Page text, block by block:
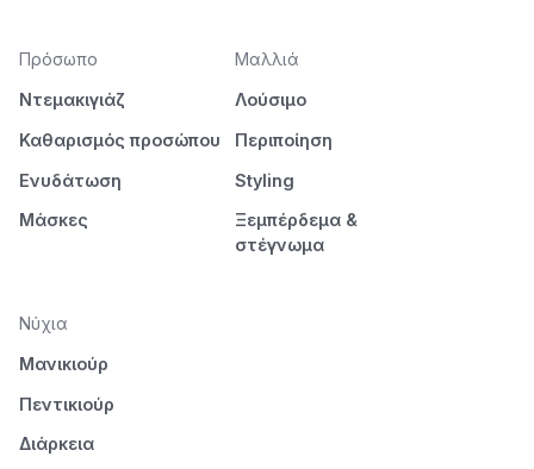
Πρόσωπο
Ντεμακιγιάζ
Καθαρισμός προσώπου
Ενυδάτωση
Μάσκες
Μαλλιά
Λούσιμο
Περιποίηση
Styling
Ξεμπέρδεμα &
στέγνωμα
Νύχια
Μανικιούρ
Πεντικιούρ
Διάρκεια